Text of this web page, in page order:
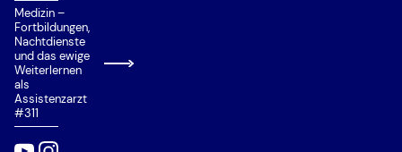
Medizin –
Fortbildungen,
Nachtdienste
und das ewige
Weiterlernen
als
Assistenzarzt
#311